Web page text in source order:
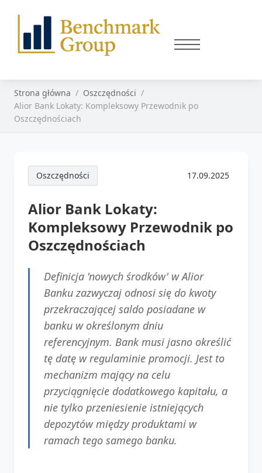
Strona główna
Oszczędności
Alior Bank Lokaty: Kompleksowy Przewodnik po
Oszczędnościach
Oszczędności 17.09.2025
Alior Bank Lokaty:
Kompleksowy Przewodnik po
Oszczędnościach
Definicja 'nowych środków' w Alior
Banku zazwyczaj odnosi się do kwoty
przekraczającej saldo posiadane w
banku w określonym dniu
referencyjnym. Bank musi jasno określić
tę datę w regulaminie promocji. Jest to
mechanizm mający na celu
przyciągnięcie dodatkowego kapitału, a
nie tylko przeniesienie istniejących
depozytów między produktami w
ramach tego samego banku.